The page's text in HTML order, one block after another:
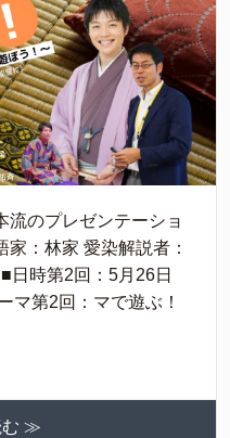
流のプレゼンテーショ
：林家 愛染解説者：
日時第2回：5月26日
マ第2回：マで遊ぶ！
む ≫